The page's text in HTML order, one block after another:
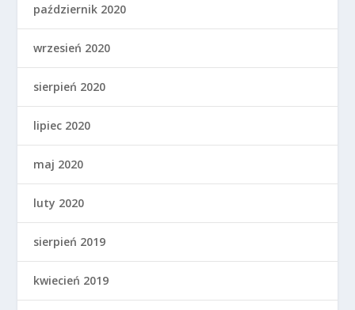
październik 2020
wrzesień 2020
sierpień 2020
lipiec 2020
maj 2020
luty 2020
sierpień 2019
kwiecień 2019